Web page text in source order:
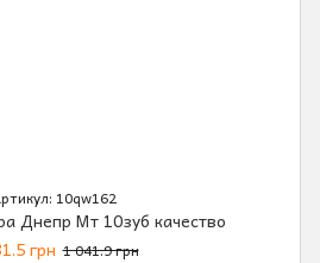
10qw162
Днепр Мт 10зуб качество
грн 1 041.9 грн